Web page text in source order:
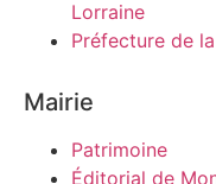
Lorraine
Préfecture de
Mairie
Patrimoine
Éditorial de